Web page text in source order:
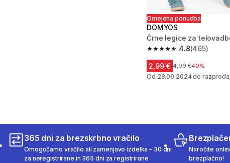
Omejena ponudba
DOMYOS
Črne legice za
4.8
4.8 od 5 zvezdic from
(465)
2,99 € Cena pred znižanjem
4,99 €40%
Od 28.09.2024 do
365 dni za brezskrbno vračilo
Omogočamo vračilo ali zamenjavo izdelka – 30 dni
za neregistrirane in 365 dni za registrirane
Naročite
brezplačno!